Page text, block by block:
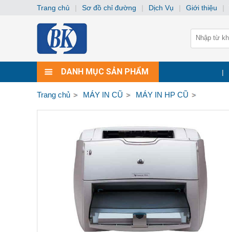
DANH MỤC SẢN PHẨM
Trang chủ MÁY IN CŨ MÁY IN HP CŨ
Trang chủ | Sơ đồ chỉ đường | Dịch Vụ | Giới thiệu |